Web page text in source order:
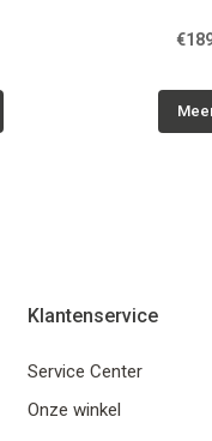
Klantenservice
Service Center
Onze winkel